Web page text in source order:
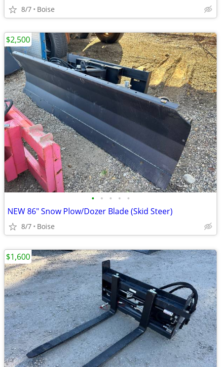
8/7 Boise
• • • • •
NEW 86" Snow Plow/Dozer Blade (Skid Steer)
8/7 Boise
$2,500
$1,600